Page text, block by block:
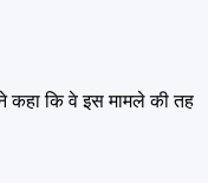
कहा कि वे इस मामले की तह